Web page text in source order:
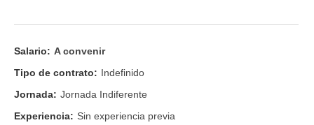
Salario: A convenir
Tipo de contrato: Indefinido
Jornada: Jornada Indiferente
Experiencia: Sin experiencia previa